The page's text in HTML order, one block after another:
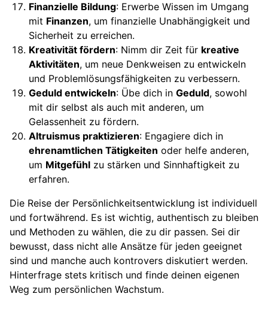
Finanzielle Bildung: Erwerbe Wissen im Umgang
mit Finanzen, um finanzielle Unabhängigkeit und
Sicherheit zu erreichen.
Kreativität fördern: Nimm dir Zeit für kreative
Aktivitäten, um neue Denkweisen zu entwickeln
und Problemlösungsfähigkeiten zu verbessern.
Geduld entwickeln: Übe dich in Geduld, sowohl
mit dir selbst als auch mit anderen, um
Gelassenheit zu fördern.
Altruismus praktizieren: Engagiere dich in
ehrenamtlichen Tätigkeiten oder helfe anderen,
um Mitgefühl zu stärken und Sinnhaftigkeit zu
erfahren.
Die Reise der Persönlichkeitsentwicklung ist individuell
und fortwährend. Es ist wichtig, authentisch zu bleiben
und Methoden zu wählen, die zu dir passen. Sei dir
bewusst, dass nicht alle Ansätze für jeden geeignet
sind und manche auch kontrovers diskutiert werden.
Hinterfrage stets kritisch und finde deinen eigenen
Weg zum persönlichen Wachstum.